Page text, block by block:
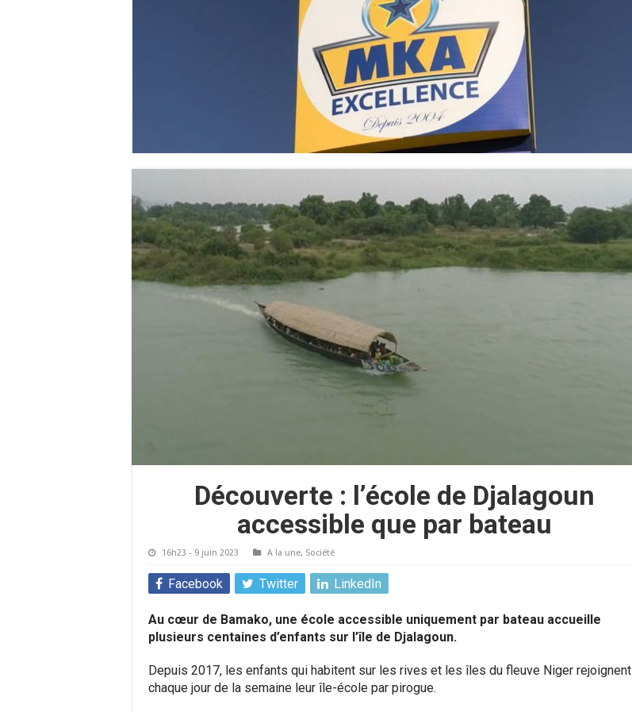
Découverte : l’école de Djalagoun
accessible que par bateau
16h23 - 9 juin 2023 A la une, Société
Facebook Twitter LinkedIn
Au cœur de Bamako, une école accessible uniquement par bateau accueille
plusieurs centaines d’enfants sur l’île de Djalagoun.
Depuis 2017, les enfants qui habitent sur les rives et les îles du fleuve Niger rejoignent
chaque jour de la semaine leur île-école par pirogue.